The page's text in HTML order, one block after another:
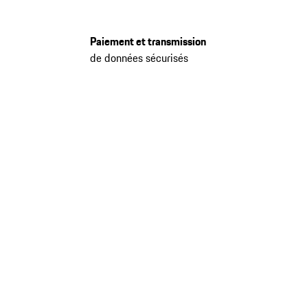
Paiement et transmission
de données sécurisés